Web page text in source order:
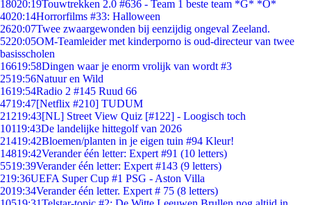
18020:19Touwtrekken 2.0 #636 - Team 1 beste team *G* *O*
4020:14Horrorfilms #33: Halloween
2620:07Twee zwaargewonden bij eenzijdig ongeval Zeeland.
5220:05OM-Teamleider met kinderporno is oud-directeur van twee
basisscholen
16619:58Dingen waar je enorm vrolijk van wordt #3
2519:56Natuur en Wild
1619:54Radio 2 #145 Ruud 66
4719:47[Netflix #210] TUDUM
21219:43[NL] Street View Quiz [#122] - Loogisch toch
10119:43De landelijke hittegolf van 2026
21419:42Bloemen/planten in je eigen tuin #94 Kleur!
14819:42Verander één letter: Expert #91 (10 letters)
5519:39Verander één letter: Expert #143 (9 letters)
219:36UEFA Super Cup #1 PSG - Aston Villa
2019:34Verander één letter. Expert # 75 (8 letters)